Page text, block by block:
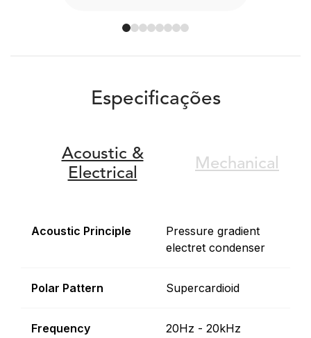
Especificações
Acoustic &
Electrical
Mechanical
Acoustic Principle
Pressure gradient
electret condenser
Polar Pattern Supercardioid
Frequency
20Hz - 20kHz